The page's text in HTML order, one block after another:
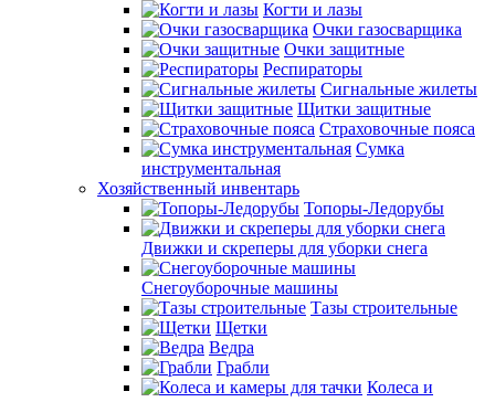
Когти и лазы
Очки газосварщика
Очки защитные
Респираторы
Сигнальные жилеты
Щитки защитные
Страховочные пояса
Сумка
инструментальная
Хозяйственный инвентарь
Топоры-Ледорубы
Движки и скреперы для уборки снега
Снегоуборочные машины
Тазы строительные
Щетки
Ведра
Грабли
Колеса и